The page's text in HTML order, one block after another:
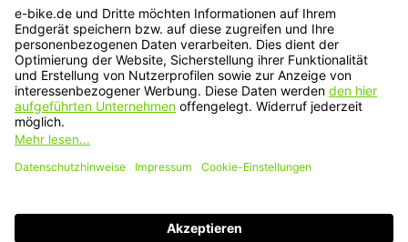
Beschreibung
Du möchtest dem Alltagstrott entfliehen? Dann schwing dich
auf das Bulls Sharptail 3 Disc 27,5. Die Rahmengeometrie
verschaf…
Bewertungen